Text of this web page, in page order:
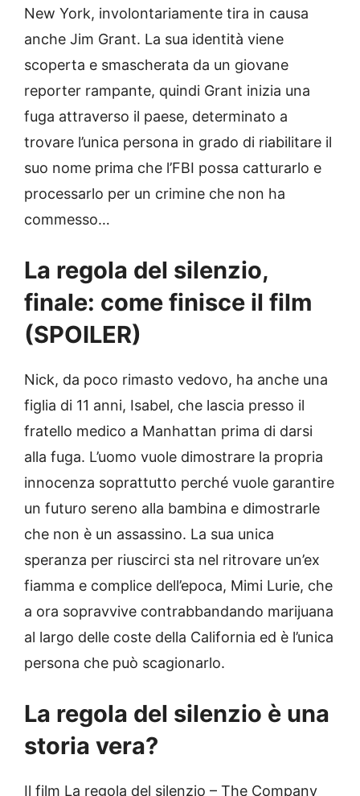
New York, involontariamente tira in causa
anche Jim Grant. La sua identità viene
scoperta e smascherata da un giovane
reporter rampante, quindi Grant inizia una
fuga attraverso il paese, determinato a
trovare l’unica persona in grado di riabilitare il
suo nome prima che l’FBI possa catturarlo e
processarlo per un crimine che non ha
commesso…
La regola del silenzio,
finale: come finisce il film
(SPOILER)
Nick, da poco rimasto vedovo, ha anche una
figlia di 11 anni, Isabel, che lascia presso il
fratello medico a Manhattan prima di darsi
alla fuga. L’uomo vuole dimostrare la propria
innocenza soprattutto perché vuole garantire
un futuro sereno alla bambina e dimostrarle
che non è un assassino. La sua unica
speranza per riuscirci sta nel ritrovare un’ex
fiamma e complice dell’epoca, Mimi Lurie, che
a ora sopravvive contrabbandando marijuana
al largo delle coste della California ed è l’unica
persona che può scagionarlo.
La regola del silenzio è una
storia vera?
Il film La regola del silenzio – The Company